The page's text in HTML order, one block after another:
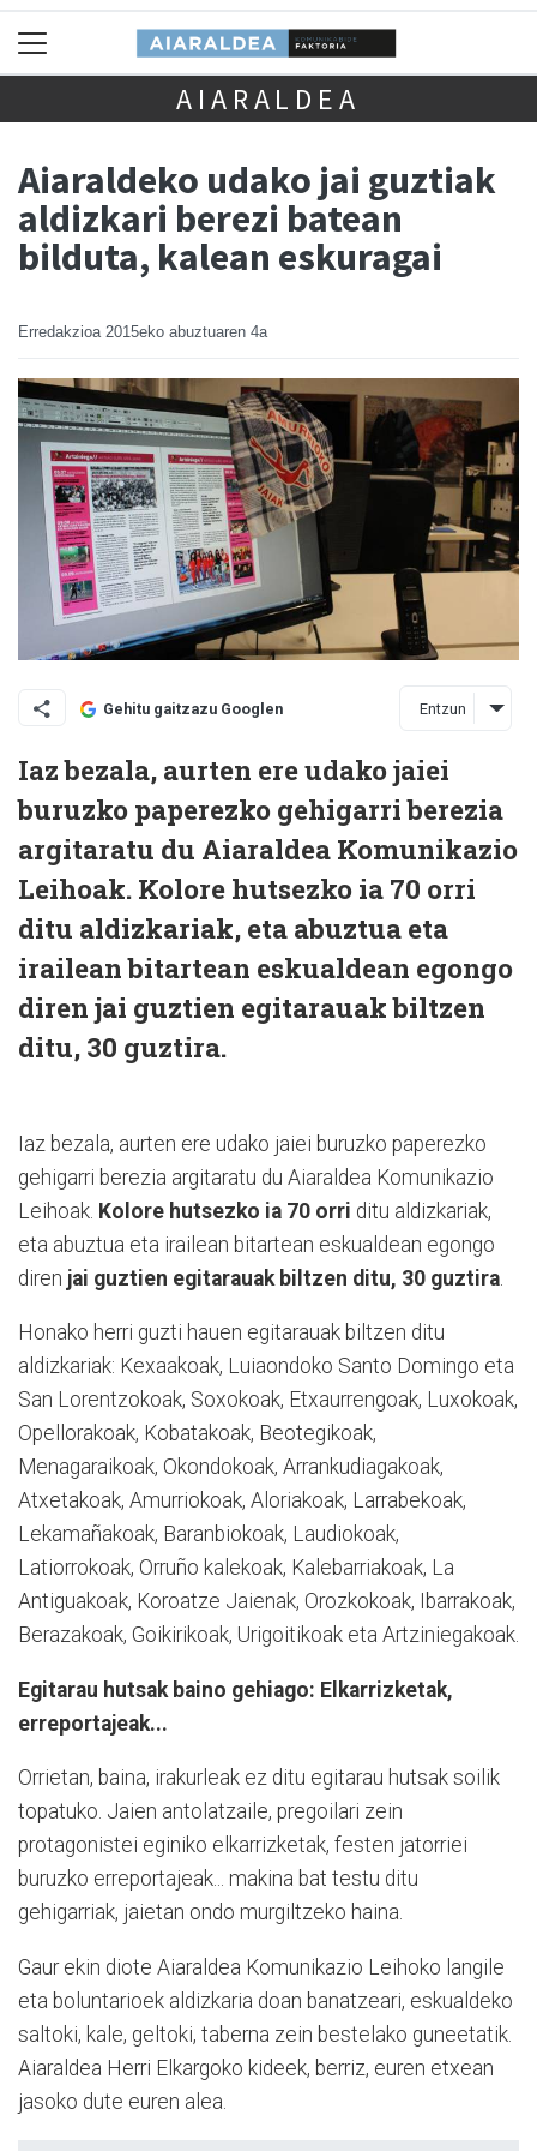
AIARALDEA
Aiaraldeko udako jai guztiak
aldizkari berezi batean
bilduta, kalean eskuragai
Erredakzioa 2015eko abuztuaren 4a
Gehitu gaitzazu Googlen Entzun
Iaz bezala, aurten ere udako jaiei
buruzko paperezko gehigarri berezia
argitaratu du Aiaraldea Komunikazio
Leihoak. Kolore hutsezko ia 70 orri
ditu aldizkariak, eta abuztua eta
irailean bitartean eskualdean egongo
diren jai guztien egitarauak biltzen
ditu, 30 guztira.
Iaz bezala, aurten ere udako jaiei buruzko paperezko
gehigarri berezia argitaratu du Aiaraldea Komunikazio
Leihoak. Kolore hutsezko ia 70 orri ditu aldizkariak,
eta abuztua eta irailean bitartean eskualdean egongo
diren jai guztien egitarauak biltzen ditu, 30 guztira
Honako herri guzti hauen egitarauak biltzen ditu
aldizkariak: Kexaakoak, Luiaondoko Santo Domingo eta
San Lorentzokoak, Soxokoak, Etxaurrengoak, Luxokoak,
Opellorakoak, Kobatakoak, Beotegikoak,
Menagaraikoak, Okondokoak, Arrankudiagakoak,
Atxetakoak, Amurriokoak, Aloriakoak, Larrabekoak,
Lekamañakoak, Baranbiokoak, Laudiokoak,
Latiorrokoak, Orruño kalekoak, Kalebarriakoak, La
Antiguakoak, Koroatze Jaienak, Orozkokoak, Ibarrakoak,
Berazakoak, Goikirikoak, Urigoitikoak eta Artziniegakoak.
Egitarau hutsak baino gehiago: Elkarrizketak,
erreportajeak...
Orrietan, baina, irakurleak ez ditu egitarau hutsak soilik
topatuko. Jaien antolatzaile, pregoilari zein
protagonistei eginiko elkarrizketak, festen jatorriei
buruzko erreportajeak... makina bat testu ditu
gehigarriak, jaietan ondo murgiltzeko haina.
Gaur ekin diote Aiaraldea Komunikazio Leihoko langile
eta boluntarioek aldizkaria doan banatzeari, eskualdeko
saltoki, kale, geltoki, taberna zein bestelako guneetatik.
Aiaraldea Herri Elkargoko kideek, berriz, euren etxean
jasoko dute euren alea.